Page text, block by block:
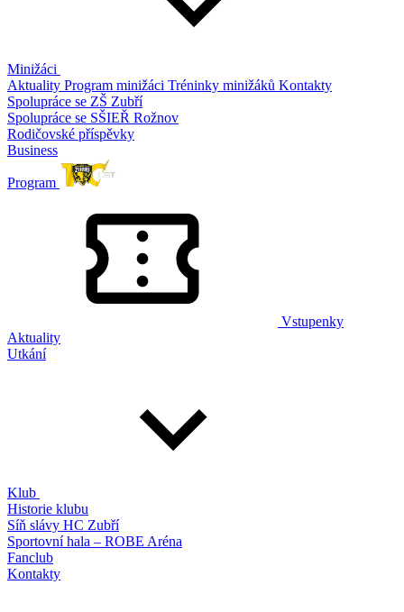
Minižáci
Aktuality Program minižáci Tréninky minižáků Kontakty
Spolupráce se ZŠ Zubří
Spolupráce se SŠIEŘ Rožnov
Rodičovské příspěvky
Business
Program
Vstupenky
Aktuality
Utkání
Klub
Historie klubu
Síň slávy HC Zubří
Sportovní hala – ROBE Aréna
Fanclub
Kontakty